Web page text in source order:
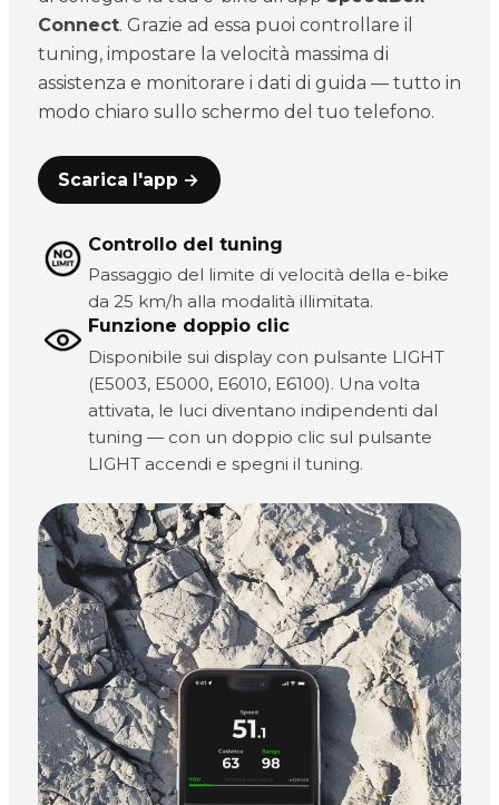
Connect. Grazie ad essa puoi controllare il
tuning, impostare la velocità massima di
assistenza e monitorare i dati di guida — tutto in
modo chiaro sullo schermo del tuo telefono.
Scarica l'app →
Controllo del tuning
Passaggio del limite di velocità della e-bike
da 25 km/h alla modalità illimitata.
Funzione doppio clic
Disponibile sui display con pulsante LIGHT
(E5003, E5000, E6010, E6100). Una volta
attivata, le luci diventano indipendenti dal
tuning — con un doppio clic sul pulsante
LIGHT accendi e spegni il tuning.